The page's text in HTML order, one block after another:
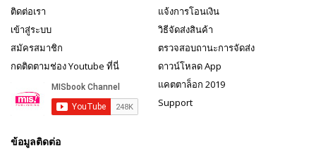
ติดต่อเรา
เข้าสู่ระบบ
สมัครสมาชิก
กดติดตามช่อง Youtube ที่นี่
แจ้งการโอนเงิน
วิธีจัดส่งสินค้า
ตรวจสอบถานะการจัดส่ง
ดาวน์โหลด App
แคตตาล็อก 2019
Support
ข้อมูลติดต่อ